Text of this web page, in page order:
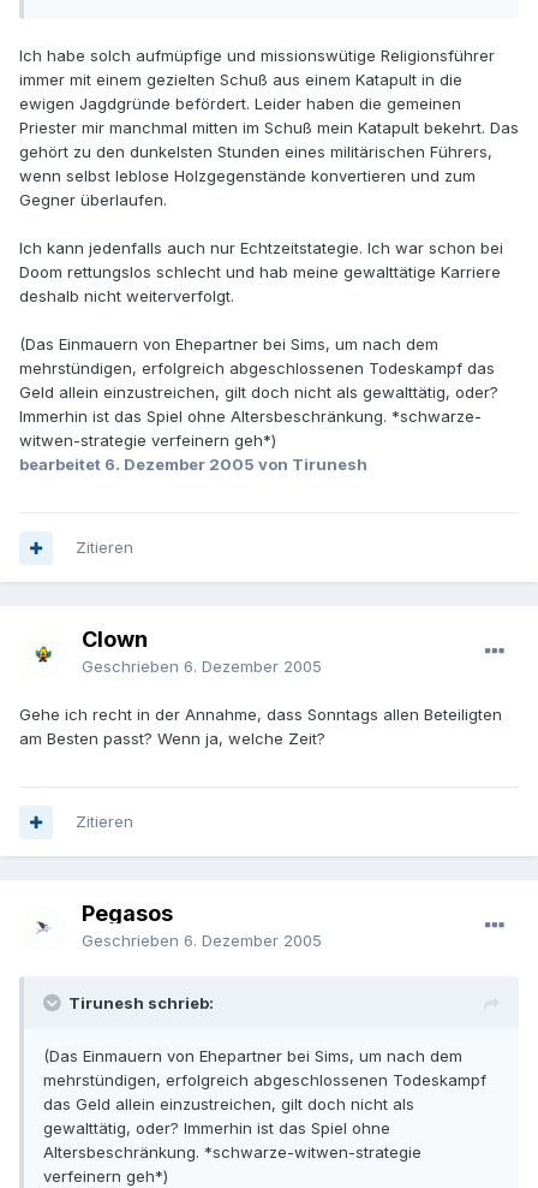
Ich habe solch aufmüpfige und missionswütige Religionsführer
immer mit einem gezielten Schuß aus einem Katapult in die
ewigen Jagdgründe befördert. Leider haben die gemeinen
Priester mir manchmal mitten im Schuß mein Katapult bekehrt. Das
gehört zu den dunkelsten Stunden eines militärischen Führers,
wenn selbst leblose Holzgegenstände konvertieren und zum
Gegner überlaufen.
Ich kann jedenfalls auch nur Echtzeitstategie. Ich war schon bei
Doom rettungslos schlecht und hab meine gewalttätige Karriere
deshalb nicht weiterverfolgt.
(Das Einmauern von Ehepartner bei Sims, um nach dem
mehrstündigen, erfolgreich abgeschlossenen Todeskampf das
Geld allein einzustreichen, gilt doch nicht als gewalttätig, oder?
Immerhin ist das Spiel ohne Altersbeschränkung. *schwarze-
witwen-strategie verfeinern geh*)
bearbeitet 6. Dezember 2005 von Tirunesh
Zitieren
Clown
Geschrieben 6. Dezember 2005
Gehe ich recht in der Annahme, dass Sonntags allen Beteiligten
am Besten passt? Wenn ja, welche Zeit?
Zitieren
Pegasos
Geschrieben 6. Dezember 2005
Tirunesh schrieb:
(Das Einmauern von Ehepartner bei Sims, um nach dem
mehrstündigen, erfolgreich abgeschlossenen Todeskampf
das Geld allein einzustreichen, gilt doch nicht als
gewalttätig, oder? Immerhin ist das Spiel ohne
Altersbeschränkung. *schwarze-witwen-strategie
verfeinern geh*)